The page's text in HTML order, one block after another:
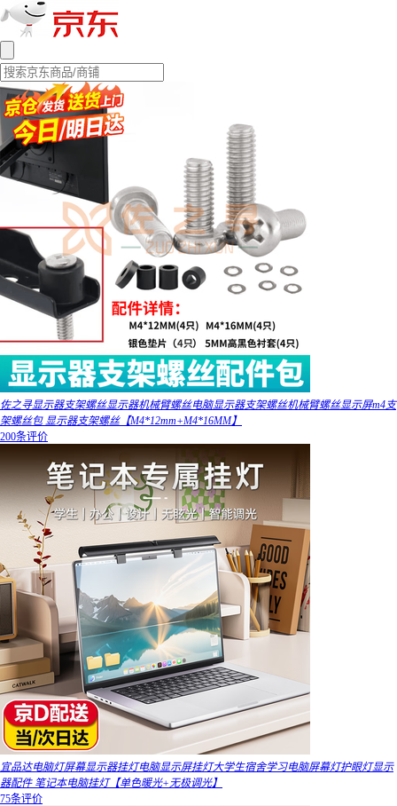
佐之寻显示器支架螺丝显示器机械臂螺丝电脑显示器支架螺丝机械臂螺丝显示屏m4支
架螺丝包 显示器支架螺丝【M4*12mm+M4*16MM】
200条评价
宜品达电脑灯屏幕显示器挂灯电脑显示屏挂灯大学生宿舍学习电脑屏幕灯护眼灯显示
器配件 笔记本电脑挂灯【单色暖光+无极调光】
75条评价